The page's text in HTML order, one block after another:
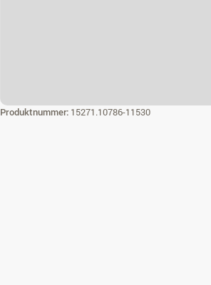
Produktnummer: 15271.10786-11530